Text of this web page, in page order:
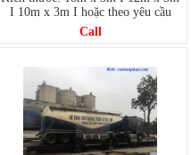
I 10m x 3m I hoặc theo yêu cầu
Call